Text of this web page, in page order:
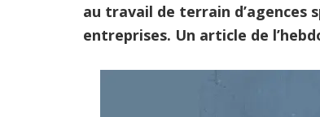
au travail de terrain d’agences
entreprises. Un article de